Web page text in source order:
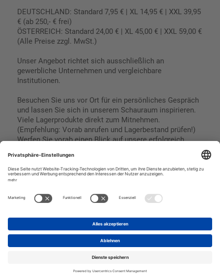
DEUTSCHLAND: Standard 7,95 € | XL 14,95 € | XXL 39,95
€ (ab 250,- € frei)
ÖSTERREICH: Standard 24,00 € | XL 45,00 € | XXL 59,00 €
(Alle Preise zzgl. MwSt.)
Unser Angebot richtet sich ausschließlich an
gewerbliche Unternehmen und vergleichbare
Institutionen.
Besuchen Sie uns vor Ort für ein persönliches Gespräch
und lassen Sie sich in unserem Schauraum inspirieren.
Viele Lagerprodukte direkt zum Mitnehmen.
(Empfehlung: Vorab anrufen und Lagerbestand prüfen!)
Werfen Sie vorab einen Blick auf unsere erfolgreich
Impressum
Datenschutz
SEPA Lastschrift
Kreditkarte
Rechnungskauf